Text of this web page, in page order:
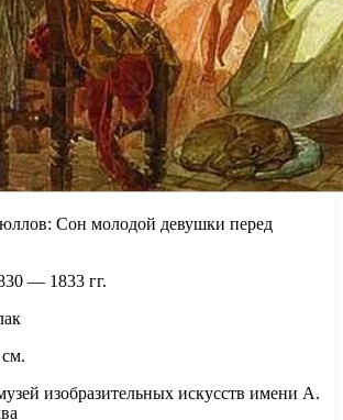
Сон молодой девушки перед
— 1833 гг.
изобразительных искусств имени А.